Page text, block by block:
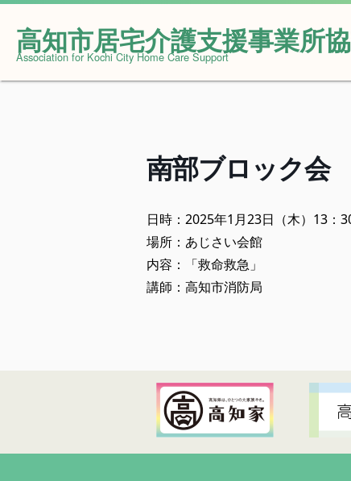
Skip
content
高知市居宅介護支援事業所
Association for Kochi City Home Care Support
南部ブロック会
日時：2025年1月23日（木）13：
場所：あじさい会館
内容：「救命救急」
講師：高知市消防局